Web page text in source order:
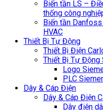
Biến tần LS –
thống công
Biến tần
HVAC
Thiết Bị Tự Động
Thiết Bị Điện
Thiết Bị Tự Động
Logo
PLC
Dây & Cáp Điện
Dây & Cáp Điện
Dây điện